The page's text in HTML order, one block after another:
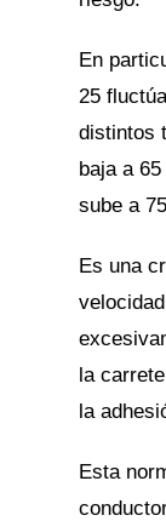
En
25
distintos
baja a
sube a
Es una
la
la
Esta